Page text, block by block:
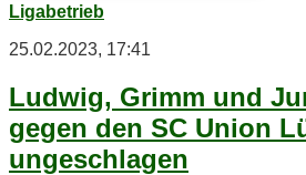
Ligabetrieb
25.02.2023, 17:41
Lud­wig, Grimm und
ge­gen den SC Uni­on
ungeschlagen